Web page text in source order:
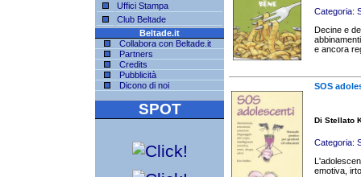
Uffici Stampa
Club Beltade
Beltade.it
Collabora con Beltade.it
Partners
Credits
Pubblicità
Dicono di noi
SPOT
Categoria:
Decine e
e ancora
SOS
Di Stellato
Categoria:
emotiva,